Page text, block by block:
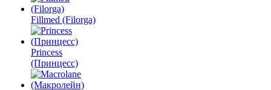
Fillmed (Filorga)
Princess
(Принцесс)